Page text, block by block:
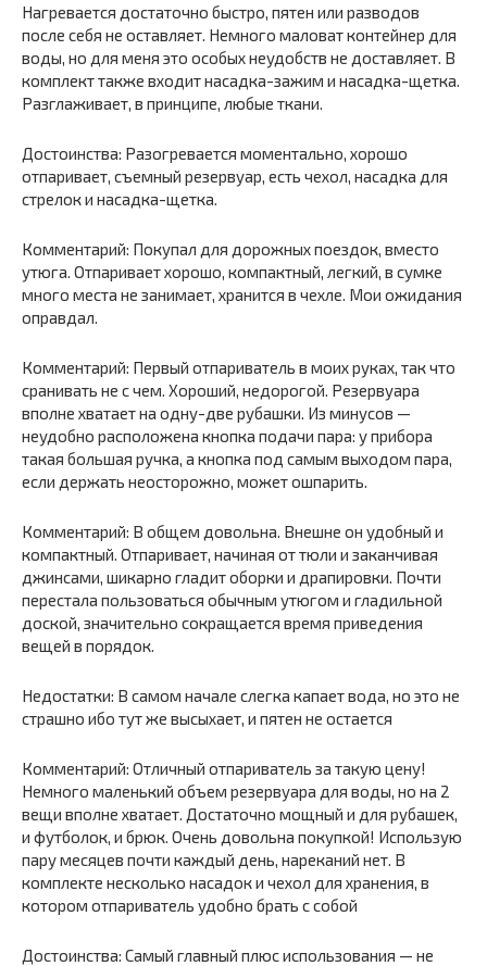
Нагревается достаточно быстро, пятен или разводов
после себя не оставляет. Немного маловат контейнер для
воды, но для меня это особых неудобств не доставляет. В
комплект также входит насадка-зажим и насадка-щетка.
Разглаживает, в принципе, любые ткани.
Достоинства: Разогревается моментально, хорошо
отпаривает, съемный резервуар, есть чехол, насадка для
стрелок и насадка-щетка.
Комментарий: Покупал для дорожных поездок, вместо
утюга. Отпаривает хорошо, компактный, легкий, в сумке
много места не занимает, хранится в чехле. Мои ожидания
оправдал.
Комментарий: Первый отпариватель в моих руках, так что
сранивать не с чем. Хороший, недорогой. Резервуара
вполне хватает на одну-две рубашки. Из минусов —
неудобно расположена кнопка подачи пара: у прибора
такая большая ручка, а кнопка под самым выходом пара,
если держать неосторожно, может ошпарить.
Комментарий: В общем довольна. Внешне он удобный и
компактный. Отпаривает, начиная от тюли и заканчивая
джинсами, шикарно гладит оборки и драпировки. Почти
перестала пользоваться обычным утюгом и гладильной
доской, значительно сокращается время приведения
вещей в порядок.
Недостатки: В самом начале слегка капает вода, но это не
страшно ибо тут же высыхает, и пятен не остается
Комментарий: Отличный отпариватель за такую цену!
Немного маленький объем резервуара для воды, но на 2
вещи вполне хватает. Достаточно мощный и для рубашек,
и футболок, и брюк. Очень довольна покупкой! Использую
пару месяцев почти каждый день, нареканий нет. В
комплекте несколько насадок и чехол для хранения, в
котором отпариватель удобно брать с собой
Достоинства: Самый главный плюс использования — не